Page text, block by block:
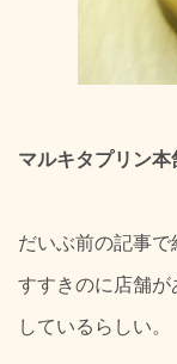
マルキタプリン本
だいぶ前の記事で
すすきのに店舗
しているらしい。